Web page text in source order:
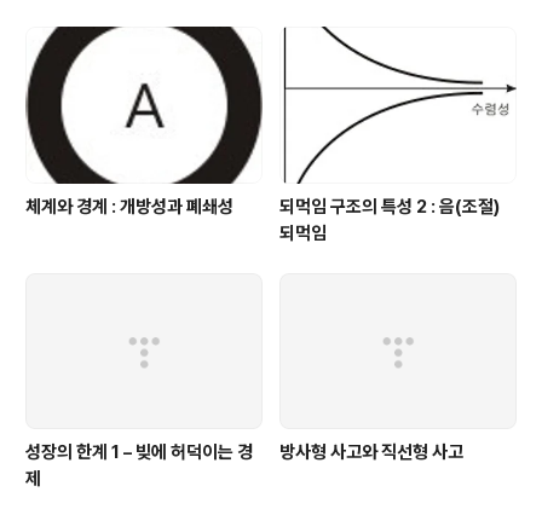
체계와 경계 : 개방성과 폐쇄성
되먹임 구조의 특성 2 : 음(조절)
되먹임
성장의 한계 1 – 빚에 허덕이는 경
제
방사형 사고와 직선형 사고